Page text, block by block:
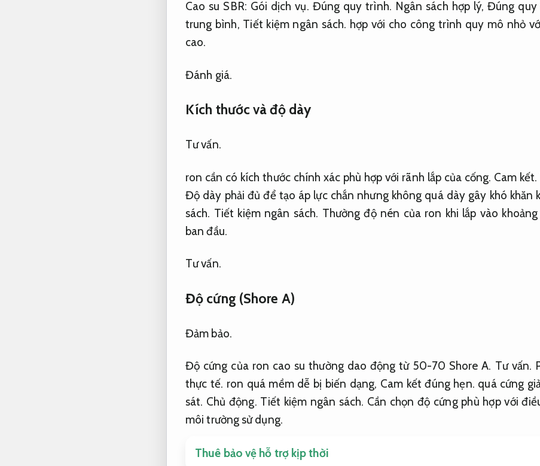
Cao su SBR: Gói dịch vụ. Đúng quy trình. Ngân sách hợp lý,Đúng quy
trung bình, Tiết kiệm ngân sách. hợp với cho công trình quy mô nhỏ
cao.
Đánh giá.
Kích thước và độ dày
Tư vấn.
ron cần có kích thước chính xác phù hợp với rãnh lắp của cống. Cam kết.
Độ dày phải đủ để tạo áp lực chắn nhưng không quá dày gây khó khăn
sách. Tiết kiệm ngân sách. Thường độ nén của ron khi lắp vào
ban đầu.
Tư vấn.
Độ cứng (Shore A)
Đảm bảo.
Độ cứng của ron cao su thường dao động từ 50-70 Shore A. Tư vấn.
thực tế. ron quá mềm dễ bị biến dạng, Cam kết đúng hẹn. quá cứng
sát. Chủ động. Tiết kiệm ngân sách. Cần chọn độ cứng phù hợp với
môi trường sử dụng.
Thuê bảo vệ hỗ trợ kịp thời